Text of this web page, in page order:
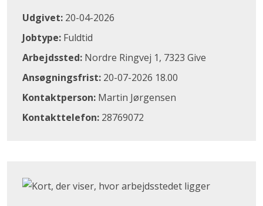
Udgivet: 20-04-2026
Jobtype: Fuldtid
Arbejdssted: Nordre Ringvej 1, 7323 Give
Ansøgningsfrist: 20-07-2026 18.00
Kontaktperson: Martin Jørgensen
Kontakttelefon: 28769072
Klik for at åbne Google Maps og se, hvor